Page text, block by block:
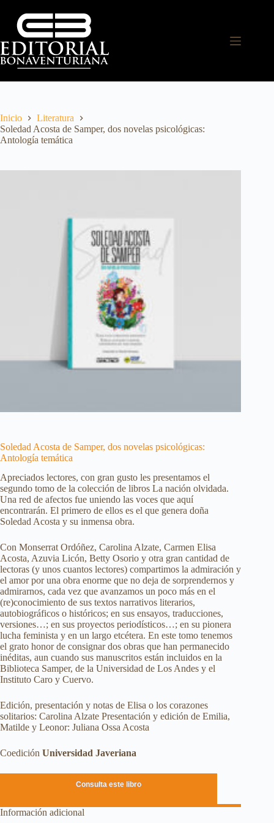
Inicio
Literatura
Soledad Acosta de Samper, dos novelas psicológicas:
Antología temática
Soledad Acosta de Samper, dos novelas psicológicas:
Antología temática
Apreciados lectores, con gran gusto les presentamos el
segundo tomo de la colección de libros La nación olvidada.
Una red de afectos fue uniendo las voces que aquí
encontrarán. El primero de ellos es el que genera doña
Soledad Acosta y su inmensa obra.
Con Monserrat Ordóñez, Carolina Alzate, Carmen Elisa
Acosta, Azuvia Licón, Betty Osorio y otra gran cantidad de
lectoras (y unos cuantos lectores) compartimos la admiración y
el amor por una obra enorme que no deja de sorprendernos y
admirarnos, cada vez que avanzamos un poco más en el
(re)conocimiento de sus textos narrativos literarios,
autobiográficos o históricos; en sus ensayos, traducciones,
versiones…; en sus proyectos periodísticos…; en su pionera
lucha feminista y en un largo etcétera. En este tomo tenemos
el grato honor de consignar dos obras que han permanecido
inéditas, aun cuando sus manuscritos están incluidos en la
Biblioteca Samper, de la Universidad de Los Andes y el
Instituto Caro y Cuervo.
Edición, presentación y notas de Elisa o los corazones
solitarios: Carolina Alzate Presentación y edición de Emilia,
Matilde y Leonor: Juliana Ossa Acosta
Coedición Universidad Javeriana
Consulta este libro
Información adicional